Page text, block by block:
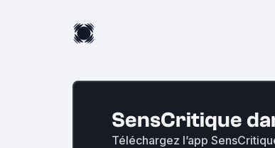
SensCritique
Téléchargez l’app